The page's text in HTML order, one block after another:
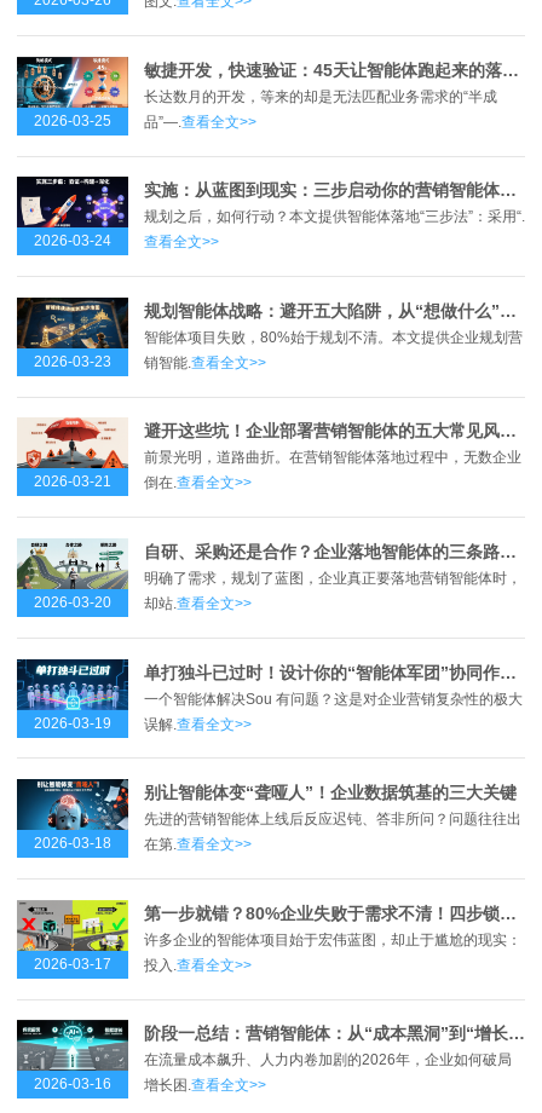
2026-03-25
敏捷开发，快速验证：45天让智能体跑起来的落地方法论
长达数月的开发，等来的却是无法匹配业务需求的“半成
品”—. 查看全文>>
2026-03-24
实施：从蓝图到现实：三步启动你的营销智能体，打赢增长“闪电战”
规划之后，如何行动？本文提供智能体落地“三步法”：采用“.
查看全文>>
2026-03-23
规划智能体战略：避开五大陷阱，从“想做什么”到“能做成什么”
智能体项目失败，80%始于规划不清。本文提供企业规划营
销智能.查看全文>>
2026-03-21
避开这些坑！企业部署营销智能体的五大常见风险与对策
前景光明，道路曲折。在营销智能体落地过程中，无数企业
倒在.查看全文>>
2026-03-20
自研、采购还是合作？企业落地智能体的三条路径全解析
明确了需求，规划了蓝图，企业真正要落地营销智能体时，
却站.查看全文>>
2026-03-19
单打独斗已过时！设计你的“智能体军团”协同作战图
一个智能体解决Sou 有问题？这是对企业营销复杂性的极大
误解. 查看全文>>
2026-03-18
别让智能体变“聋哑人”！企业数据筑基的三大关键
先进的营销智能体上线后反应迟钝、答非所问？问题往往出
在第.查看全文>>
2026-03-17
第一步就错？80%企业失败于需求不清！四步锁定智能体真实痛点
许多企业的智能体项目始于宏伟蓝图，却止于尴尬的现实：
投入.查看全文>>
2026-03-16
阶段一总结：营销智能体：从“成本黑洞”到“增长引擎”的跃迁之路
在流量成本飙升、人力内卷加剧的2026年，企业如何破局
增长困.查看全文>>